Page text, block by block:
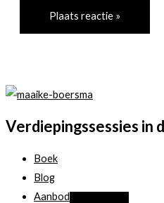
Verdiepingssessies in
Boek
Blog
Aanbod